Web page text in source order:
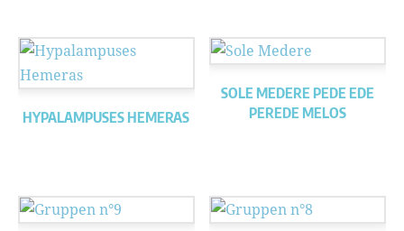
HYPALAMPUSES HEMERAS
SOLE MEDERE PEDE EDE
PEREDE MELOS